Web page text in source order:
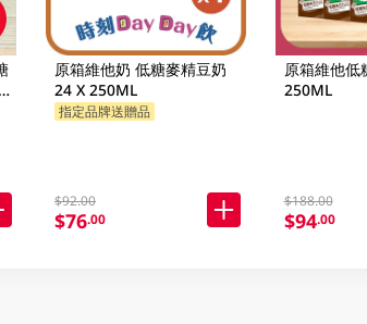
原箱維他奶 低糖麥精豆奶
24 X 250ML
指定品牌送贈品
$92.00
$76.00
原箱維他低
250ML
$188.00
$94.00